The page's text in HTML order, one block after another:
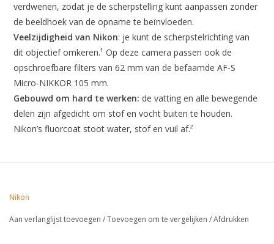
verdwenen, zodat je de scherpstelling kunt aanpassen zonder
de beeldhoek van de opname te beïnvloeden.
Veelzijdigheid van Nikon: je kunt de scherpstelrichting van
dit objectief omkeren.¹ Op deze camera passen ook de
opschroefbare filters van 62 mm van de befaamde AF-S
Micro-NIKKOR 105 mm.
Gebouwd om hard te werken: de vatting en alle bewegende
delen zijn afgedicht om stof en vocht buiten te houden.
Nikon’s fluorcoat stoot water, stof en vuil af.²
Nikon
Aan verlanglijst toevoegen /Toevoegen om te vergelijken /Afdrukken